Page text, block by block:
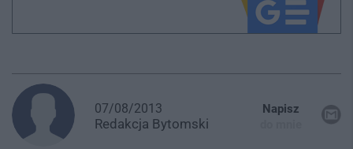
07/08/2013
Redakcja Bytomski
Napisz